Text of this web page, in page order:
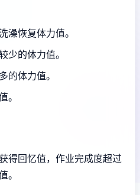
澡恢复体力值。
少的体力值。
的体力值。
。
得回忆值，作业完成度超过
。